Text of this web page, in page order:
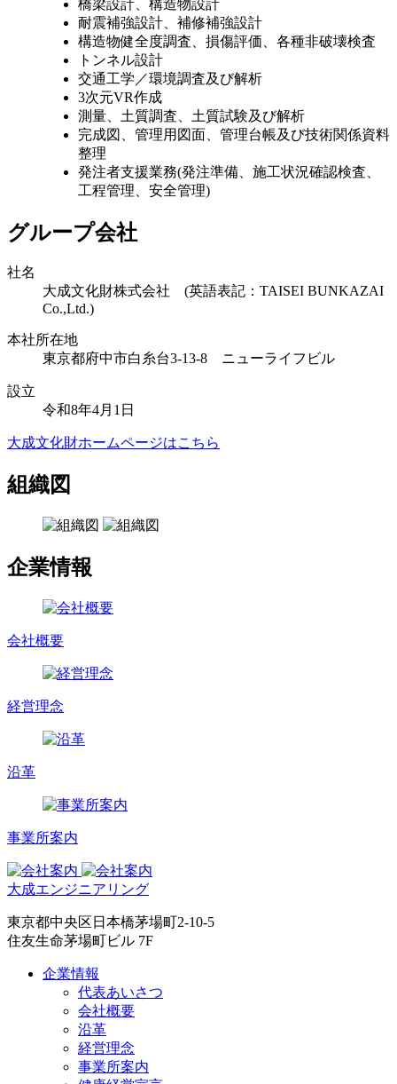
橋梁設計、構造物設計
耐震補強設計、補修補強設計
構造物健全度調査、損傷評価、各種非破壊検査
トンネル設計
交通工学／環境調査及び解析
3次元VR作成
測量、土質調査、土質試験及び解析
完成図、管理用図面、管理台帳及び技術関係資料
整理
発注者支援業務(発注準備、施工状況確認検査、
工程管理、安全管理)
グループ会社
社名
大成文化財株式会社 (英語表記：TAISEI BUNKAZAI
Co.,Ltd.)
本社所在地
東京都府中市白糸台3-13-8 ニューライフビル
設立
令和8年4月1日
大成文化財ホームページはこちら
組織図
企業情報
会社概要
経営理念
沿革
事業所案内
大成エンジニアリング
東京都中央区日本橋茅場町2-10-5
住友生命茅場町ビル 7F
企業情報
代表あいさつ
会社概要
沿革
経営理念
事業所案内